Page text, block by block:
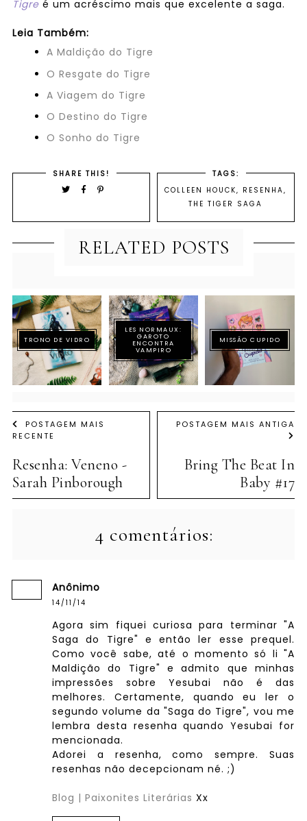
Tigreé um acréscimo mais que excelente a saga.
Leia Também:
A Maldição do Tigre
O Resgate do Tigre
A Viagem do Tigre
O Destino do Tigre
O Sonho do Tigre
SHARE THIS!
TAGS:
COLLEEN HOUCK, RESENHA,
THE TIGER SAGA
RELATED POSTS
TRONO DE VIDRO
LES NORMAUX:
GAROTO
ENCONTRA
VAMPIRO
MISSÃO CUPIDO
POSTAGEM MAIS
RECENTE
Resenha: Veneno -
Sarah Pinborough
POSTAGEM MAIS ANTIGA
Bring The Beat In
Baby #17
4 comentários:
Anônimo
14/11/14
Agora sim fiquei curiosa para terminar "A
Saga do Tigre" e então ler esse prequel.
Como você sabe, até o momento só li "A
Maldição do Tigre" e admito que minhas
impressões sobre Yesubai não é das
melhores. Certamente, quando eu ler o
segundo volume da "Saga do Tigre", vou me
lembra desta resenha quando Yesubai for
mencionada.
Adorei a resenha, como sempre. Suas
resenhas não decepcionam né. ;)
Blog | Paixonites Literárias Xx